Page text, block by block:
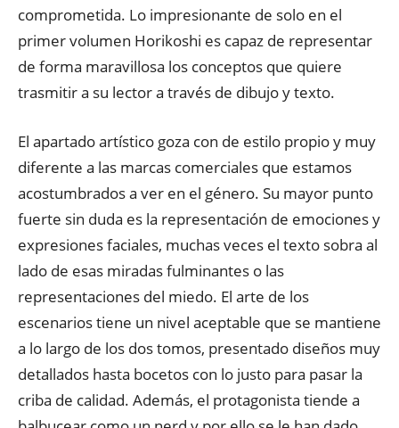
comprometida. Lo impresionante de solo en el
primer volumen Horikoshi es capaz de representar
de forma maravillosa los conceptos que quiere
trasmitir a su lector a través de dibujo y texto.
El apartado artístico goza con de estilo propio y muy
diferente a las marcas comerciales que estamos
acostumbrados a ver en el género. Su mayor punto
fuerte sin duda es la representación de emociones y
expresiones faciales, muchas veces el texto sobra al
lado de esas miradas fulminantes o las
representaciones del miedo. El arte de los
escenarios tiene un nivel aceptable que se mantiene
a lo largo de los dos tomos, presentado diseños muy
detallados hasta bocetos con lo justo para pasar la
criba de calidad. Además, el protagonista tiende a